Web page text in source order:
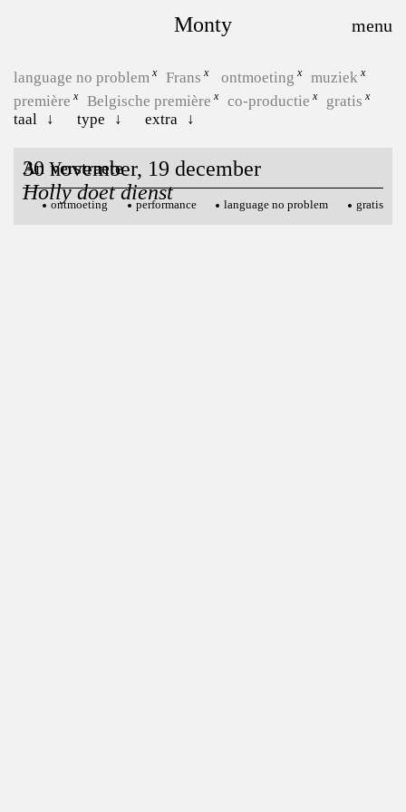
Monty
language no problem Frans ontmoeting
muziek
première
Belgische première co-productie
gratis
taal
type extra
30 november, 19 december
Holly doet dienst
An Verstraete
ontmoeting performance language no problem gratis